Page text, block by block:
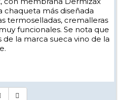
chaqueta más diseñada
termoselladas, cremalleras
funcionales. Se nota que
la marca sueca vino de la